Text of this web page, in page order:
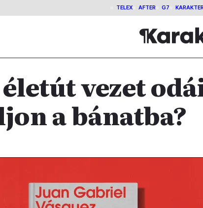
TELEX AFTER G7
vezet
a bánatba?